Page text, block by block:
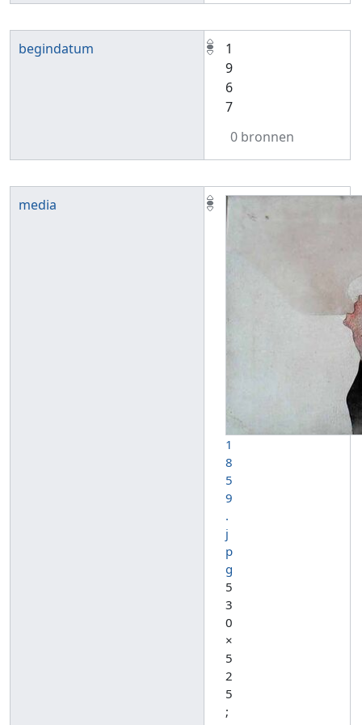
begindatum
1
9
6
7
0 bronnen
media
1
8
5
9
.
j
p
g
5
3
0
×
5
2
5
;